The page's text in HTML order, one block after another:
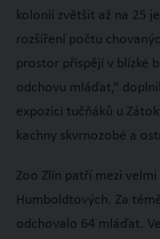
kolonii zvětšit až na 25
rozšíření počtu
prostor přispějí v blízké
odchovu mláďat,“
expozici tučňáků u
kachny skvrnozobé a
Zoo Zlín patří mezi
Humboldtových. Za
odchovalo 64 mláďat.